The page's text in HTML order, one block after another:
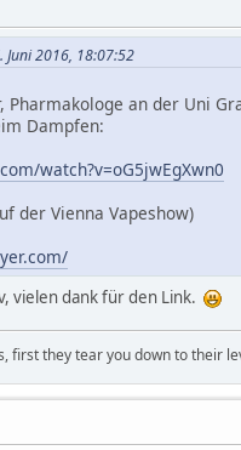
Juni 2016, 18:07:52
Pharmakologe an der Uni
Dampfen:
watch?v=oG5jwEgXwn0
der Vienna Vapeshow)
vielen dank für den Link.
first they tear you down to their